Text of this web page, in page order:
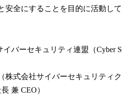
安全にすることを目的に活動して
バーセキュリティ連盟（Cyber S
株式会社サイバーセキュリティク
兼 CEO）